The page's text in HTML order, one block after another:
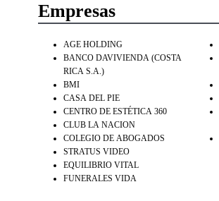
Empresas
AGE HOLDING
BANCO DAVIVIENDA (COSTA
RICA S.A.)
BMI
CASA DEL PIE
CENTRO DE ESTÉTICA 360
CLUB LA NACION
COLEGIO DE ABOGADOS
STRATUS VIDEO
EQUILIBRIO VITAL
FUNERALES VIDA